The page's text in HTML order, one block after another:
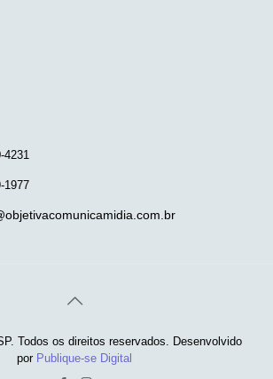
4231
1977
Todos os direitos reservados. Desenvolvido
por Publique-se Digital